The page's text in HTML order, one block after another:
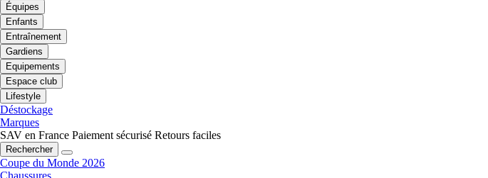
Équipes
Enfants
Entraînement
Gardiens
Equipements
Espace club
Lifestyle
Déstockage
Marques
SAV en France Paiement sécurisé Retours faciles
Rechercher
Coupe du Monde 2026